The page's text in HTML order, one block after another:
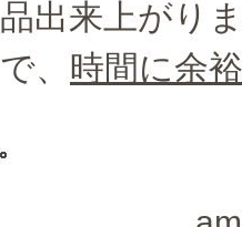
品出来上がり
で、 時間に余